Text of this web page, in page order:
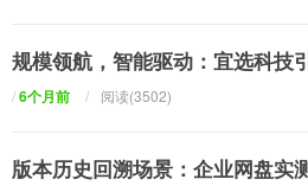
规模领航，智能驱动：宜选科技
/6个月前 / 阅读(3502)
版本历史回溯场景：企业网盘实